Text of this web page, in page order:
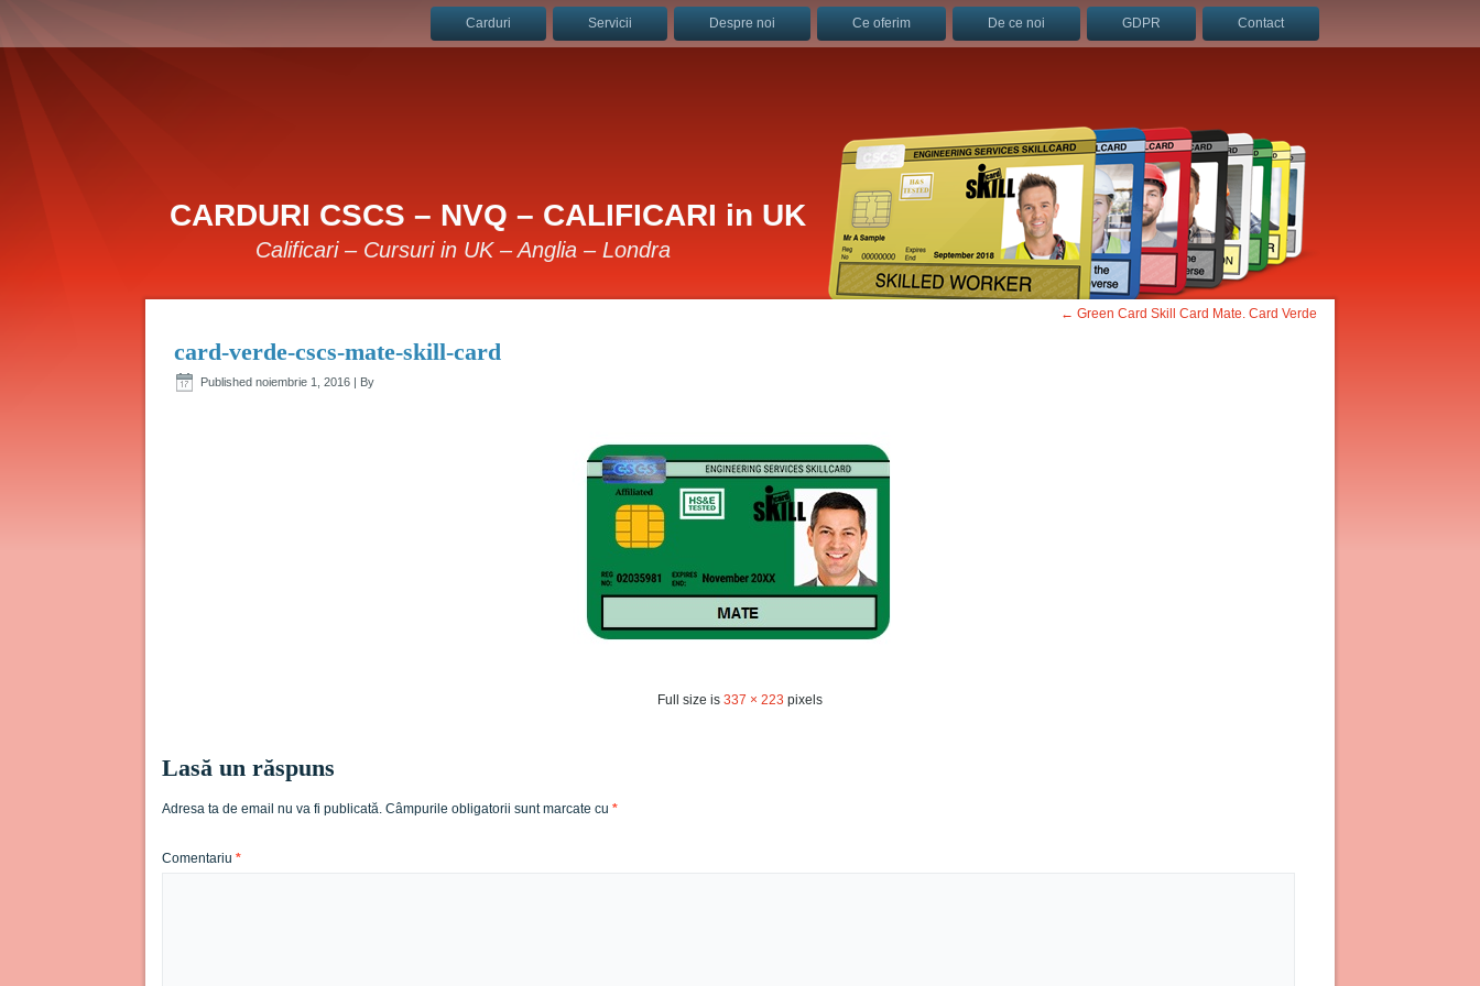
Carduri Servicii Despre noi Ce oferim De ce noi GDPR Contact
CARDURI CSCS – NVQ – CALIFICARI in UK
Calificari – Cursuri in UK – Anglia – Londra
← Green Card Skill Card Mate. Card Verde
card-verde-cscs-mate-skill-card
Published noiembrie 1, 2016 | By
Full size is 337 × 223 pixels
Lasă un răspuns
Adresa ta de email nu va fi publicată. Câmpurile obligatorii sunt marcate cu *
Comentariu *